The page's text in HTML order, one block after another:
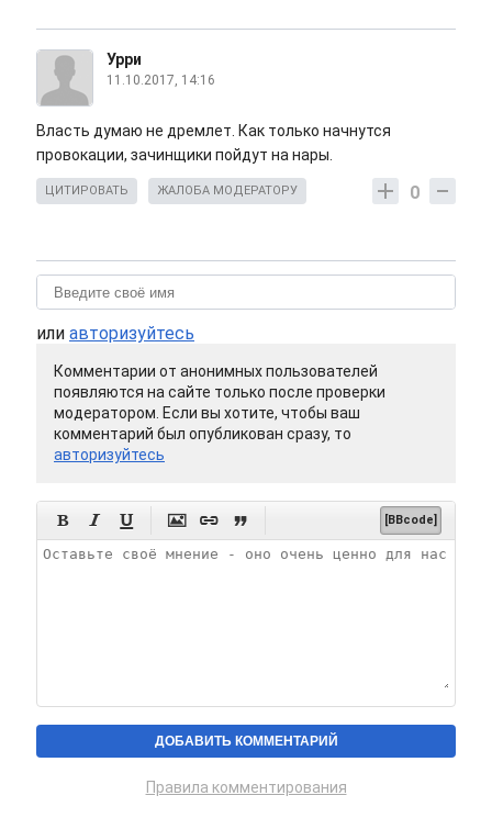
Урри
11.10.2017, 14:16
Власть думаю не дремлет. Как только начнутся
провокации, зачинщики пойдут на нары.
0
ЦИТИРОВАТЬ ЖАЛОБА МОДЕРАТОРУ
или авторизуйтесь
Комментарии от анонимных пользователей
появляются на сайте только после проверки
модератором. Если вы хотите, чтобы ваш
комментарий был опубликован сразу, то
авторизуйтесь
      [BBcode]
Правила комментирования